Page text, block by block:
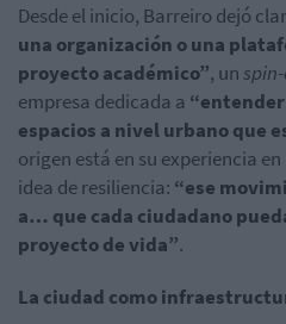
Desde el inicio, Barreiro dejó
una organización o una
proyecto académico”, un
empresa dedicada a
espacios a nivel urbano que
origen está en su experiencia
idea de resiliencia: “ese
a… que cada ciudadano
proyecto de vida”.
La ciudad como